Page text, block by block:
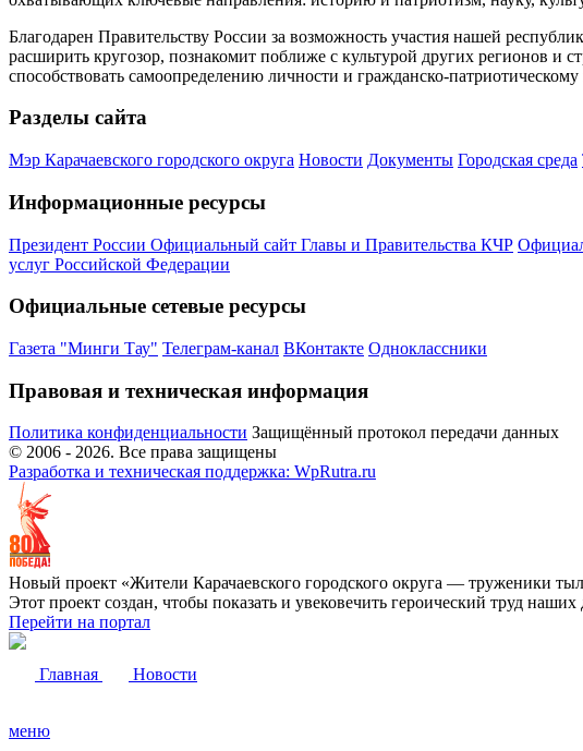
Благодарен Правительству России за возможность участия нашей
расширить кругозор, познакомит поближе с культурой других регионов и
способствовать самоопределению личности и гражданско-
Разделы сайта
Мэр Карачаевского городского округа Новости Документы Городская среда
Информационные ресурсы
Президент России Официальный сайт Главы и Правительства КЧР
услуг Российской Федерации
Официальные сетевые ресурсы
Газета "Минги Тау" Телеграм-канал ВКонтакте Одноклассники
Правовая и техническая информация
Политика конфиденциальности Защищённый протокол передачи данных
© 2006 - 2026. Все права защищены
Разработка и техническая поддержка: WpRutra.ru
Новый проект «Жители Карачаевского городского округа — труженики
Этот проект создан, чтобы показать и увековечить героический труд
Перейти на портал
Главная Новости
меню